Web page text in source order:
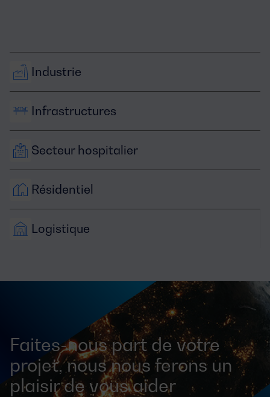
Industrie
Infrastructures
Secteur hospitalier
Résidentiel
Logistique
Faites-nous part de votre
projet, nous nous ferons un
plaisir de vous aider